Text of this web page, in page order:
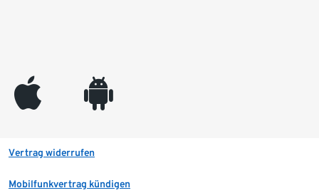
appleinc android
Vertrag widerrufen
Mobilfunkvertrag kündigen